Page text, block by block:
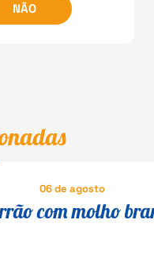
NÃO
06 de agosto
com molho